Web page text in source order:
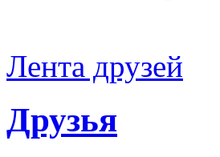
Лента друзей
Друзья